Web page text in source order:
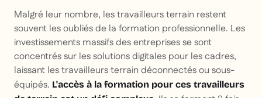
Malgré leur nombre, les travailleurs terrain restent
souvent les oubliés de la formation professionnelle. Les
investissements massifs des entreprises se sont
concentrés sur les solutions digitales pour les cadres,
laissant les travailleurs terrain déconnectés ou sous-
équipés. L'accès à la formation pour ces travailleurs